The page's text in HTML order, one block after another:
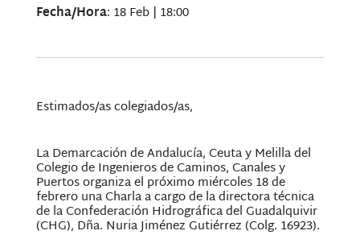
Fecha/Hora: 18 Feb | 18:00
Estimados/as colegiados/as,
La Demarcación de Andalucía, Ceuta y Melilla del
Colegio de Ingenieros de Caminos, Canales y
Puertos organiza el próximo miércoles 18 de
febrero una Charla a cargo de la directora técnica
de la Confederación Hidrográfica del Guadalquivir
(CHG), Dña. Nuria Jiménez Gutiérrez (Colg. 16923).